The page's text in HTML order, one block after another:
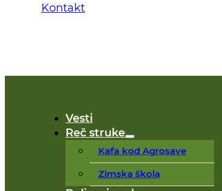
Kontakt
Vesti
Reč struke
Kafa kod Agrosave
Zimska škola